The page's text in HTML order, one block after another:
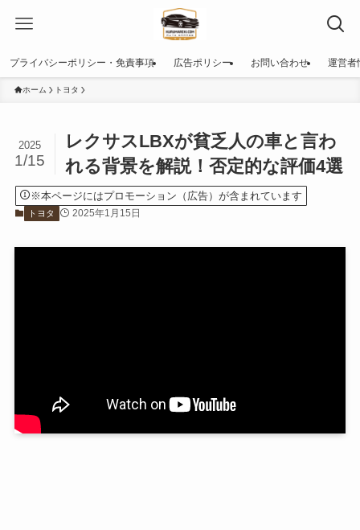
プライバシーポリシー・免責事項 広告ポリシー お問い合わせ 運営者
ホーム トヨタ
レクサスLBXが貧乏人の車と言わ
れる背景を解説！否定的な評価4選
2025
1/15
※本ページにはプロモーション（広告）が含まれています
トヨタ 2025年1月15日